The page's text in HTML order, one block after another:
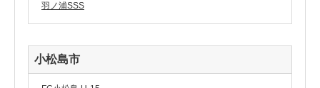
羽ノ浦SSS
小松島市